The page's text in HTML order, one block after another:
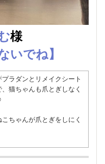
様
いでね】
ラダンとリメイクシート
猫ちゃんも爪とぎしなく
ちゃんが爪とぎをしにく